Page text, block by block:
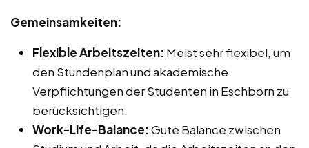
Gemeinsamkeiten:
Flexible Arbeitszeiten: Meist sehr flexibel, um
den Stundenplan und akademische
Verpflichtungen der Studenten in Eschborn zu
berücksichtigen.
Work-Life-Balance:Gute Balance zwischen